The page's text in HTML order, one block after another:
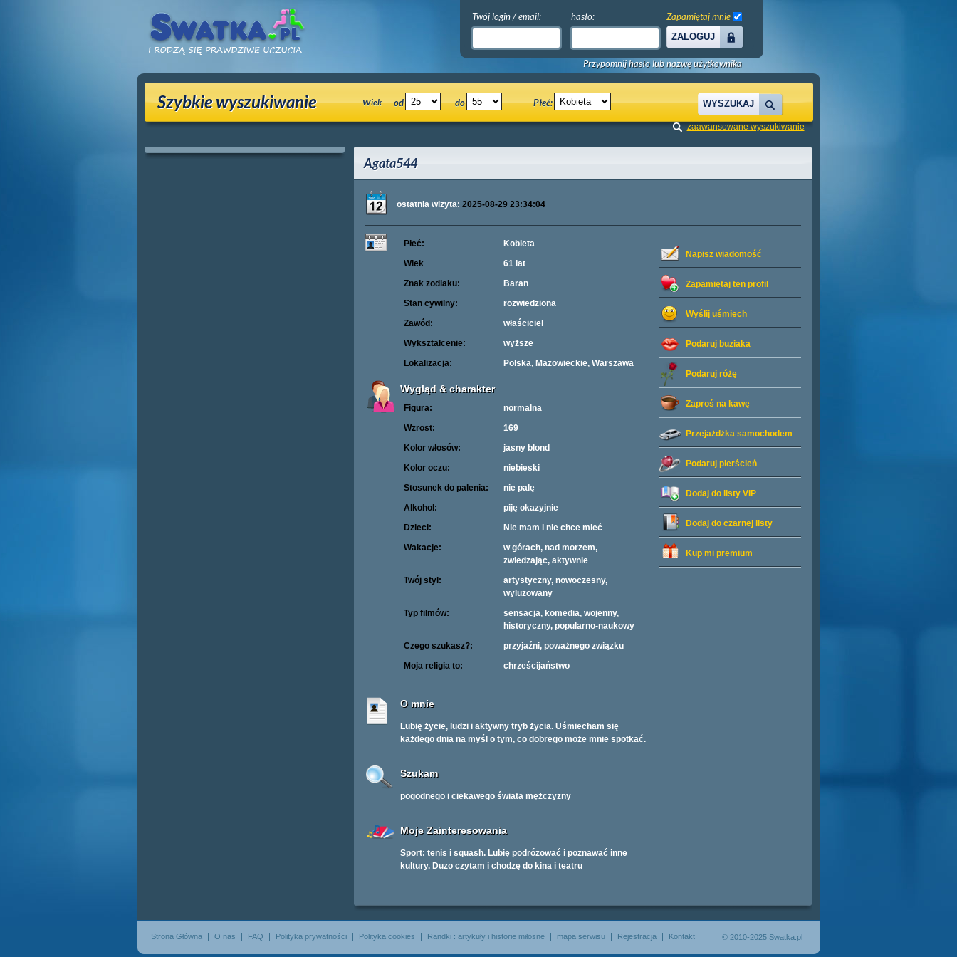
Twój login / email: hasło:
ZALOGUJ
Zapamiętaj mnie
Przypomnij hasło lub nazwę użytkownika
Szybkie wyszukiwanie Wiek od do Płeć: WYSZUKAJ
zaawansowane wyszukiwanie
Agata544
ostatnia wizyta: 2025-08-29 23:34:04
Napisz wiadomość
Zapamiętaj ten profil
Wyślij uśmiech
Podaruj buziaka
Podaruj różę
Zaproś na kawę
Przejażdżka samochodem
Podaruj pierścień
Dodaj do listy VIP
Dodaj do czarnej listy
Kup mi premium
Płeć:
Kobieta
Wiek
61 lat
Znak zodiaku:
Baran
Stan cywilny:
rozwiedziona
Zawód:
właściciel
Wykształcenie:
wyższe
Lokalizacja:
Polska, Mazowieckie, Warszawa
Wygląd & charakter
Figura:
normalna
Wzrost:
169
Kolor włosów:
jasny blond
Kolor oczu:
niebieski
Stosunek do palenia:
nie palę
Alkohol:
piję okazyjnie
Dzieci:
Nie mam i nie chce mieć
Wakacje:
w górach, nad morzem,
zwiedzając, aktywnie
Twój styl:
artystyczny, nowoczesny,
wyluzowany
Typ filmów:
sensacja, komedia, wojenny,
historyczny, popularno-naukowy
Czego szukasz?:
przyjaźni, poważnego związku
Moja religia to:
chrześcijaństwo
O mnie
Lubię życie, ludzi i aktywny tryb życia. Uśmiecham się
każdego dnia na myśl o tym, co dobrego może mnie spotkać.
Szukam
pogodnego i ciekawego świata mężczyzny
Moje Zainteresowania
Sport: tenis i squash. Lubię podrózować i poznawać inne
kultury. Duzo czytam i chodzę do kina i teatru
Strona Główna O nas FAQ Polityka prywatności Polityka cookies Randki : artykuły i historie miłosne mapa serwisu Rejestracja Kontakt © 2010-2025 Swatka.pl